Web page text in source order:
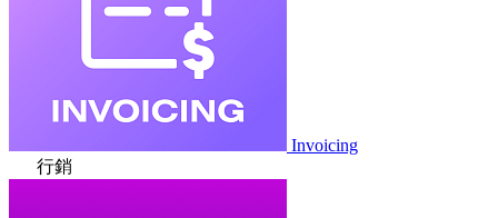
Invoicing
行銷